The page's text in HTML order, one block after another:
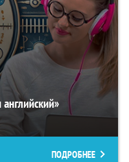
ПОДРОБНЕЕ